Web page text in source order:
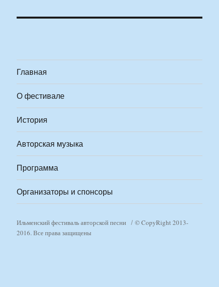
Главная
О фестивале
История
Авторская музыка
Программа
Организаторы и спонсоры
Ильменский фестиваль авторской песни
© CopyRight 2013-
2016. Все права защищены